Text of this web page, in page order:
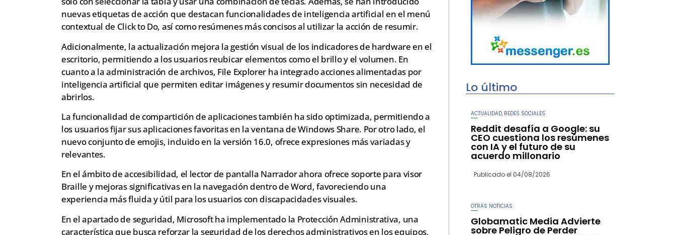
nuevas etiquetas de acción que destacan funcionalidades de inteligencia artificial en el menú
contextual de Click to Do, así como resúmenes más concisos al utilizar la acción de resumir.
Adicionalmente, la actualización mejora la gestión visual de los indicadores de hardware en el
escritorio, permitiendo a los usuarios reubicar elementos como el brillo y el volumen. En
cuanto a la administración de archivos, File Explorer ha integrado acciones alimentadas por
inteligencia artificial que permiten editar imágenes y resumir documentos sin necesidad de
abrirlos.
La funcionalidad de compartición de aplicaciones también ha sido optimizada, permitiendo a
los usuarios fijar sus aplicaciones favoritas en la ventana de Windows Share. Por otro lado, el
nuevo conjunto de emojis, incluido en la versión 16.0, ofrece expresiones más variadas y
relevantes.
En el ámbito de accesibilidad, el lector de pantalla Narrador ahora ofrece soporte para visor
Braille y mejoras significativas en la navegación dentro de Word, favoreciendo una
experiencia más fluida y útil para los usuarios con discapacidades visuales.
En el apartado de seguridad, Microsoft ha implementado la Protección Administrativa, una
característica que busca reforzar la seguridad de los derechos administrativos en los equipos,
Lo último
ACTUALIDAD REDES SOCIALES
Reddit desafía a Google: su
CEO cuestiona los resúmenes
con IA y el futuro de su
acuerdo millonario
Publicado el 04/08/2026
OTRAS NOTICIAS
Globamatic Media Advierte
sobre Peligro de Perder